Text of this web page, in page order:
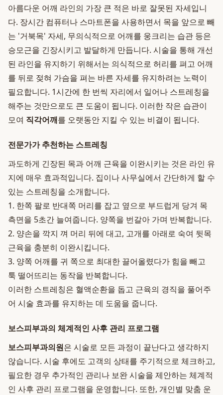
아름다운 어깨 라인의 가장 큰 적은 바로 잘못된 자세입니
다. 장시간 컴퓨터나 스마트폰을 사용하면서 목을 앞으로 빼
는 '거북목' 자세, 무의식적으로 어깨를 웅크리는 습관 등은
승모근을 긴장시키고 발달하게 만듭니다. 시술을 통해 개선
된 라인을 유지하기 위해서는 의식적으로 허리를 펴고 어깨
를 뒤로 젖혀 가슴을 펴는 바른 자세를 유지하려는 노력이
필요합니다. 1시간에 한 번씩 자리에서 일어나 스트레칭을
해주는 것만으로도 큰 도움이 됩니다. 이러한 작은 습관이
모여 직각어깨를 오랫동안 지킬 수 있는 비결이 됩니다.
전문가가 추천하는 스트레칭
과도하게 긴장된 목과 어깨 근육을 이완시키는 것은 라인 유
지에 매우 효과적입니다. 집이나 사무실에서 간단하게 할 수
있는 스트레칭을 소개합니다.
1. 한쪽 팔로 반대쪽 머리를 잡고 옆으로 부드럽게 당겨 목
측면을 5초간 늘여줍니다. 양쪽을 번갈아 가며 반복합니다.
2. 양손을 깍지 껴 머리 뒤에 대고, 고개를 아래로 숙여 뒷목
근육을 충분히 이완시킵니다.
3. 양쪽 어깨를 귀 쪽으로 최대한 끌어올렸다가 힘을 빼고
툭 떨어뜨리는 동작을 반복합니다.
이러한 스트레칭은 혈액순환을 돕고 근육의 경직을 풀어주
어 시술 효과를 유지하는 데 도움을 줍니다.
보스피부과의 체계적인 사후 관리 프로그램
보스피부과의원은 시술로 모든 과정이 끝난다고 생각하지
않습니다. 시술 후에도 고객의 상태를 주기적으로 체크하고,
필요한 경우 추가적인 관리나 보완 시술을 제안하는 체계적
인 사후 관리 프로그램을 운영합니다. 또한, 개인별 맞춤 운